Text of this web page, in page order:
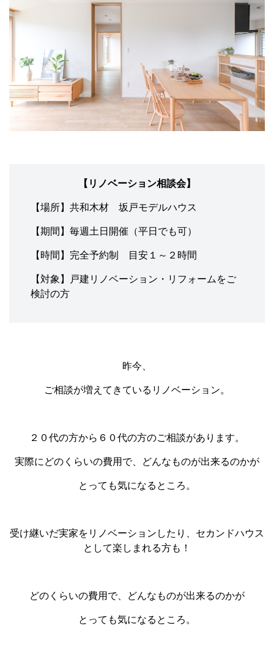
【リノベーション相談会】
【場所】共和木材 坂戸モデルハウス
【期間】毎週土日開催（平日でも可）
【時間】完全予約制 目安１～２時間
【対象】戸建リノベーション・リフォームをご
検討の方
昨今、
ご相談が増えてきているリノベーション。
２０代の方から６０代の方のご相談があります。
実際にどのくらいの費用で、どんなものが出来るのかが
とっても気になるところ。
受け継いだ実家をリノベーションしたり、セカンドハウス
として楽しまれる方も！
どのくらいの費用で、どんなものが出来るのかが
とっても気になるところ。